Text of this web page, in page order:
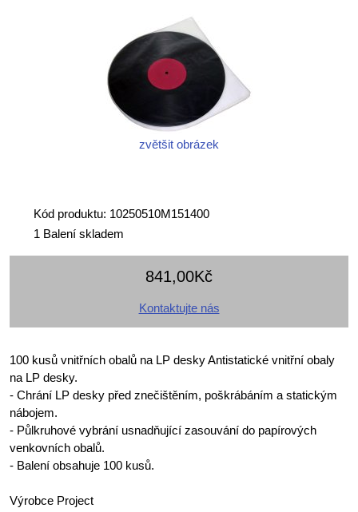
zvětšit obrázek
Kód produktu: 10250510M151400
1 Balení skladem
841,00Kč
Kontaktujte nás
100 kusů vnitřních obalů na LP desky Antistatické vnitřní obaly
na LP desky.
- Chrání LP desky před znečištěním, poškrábáním a statickým
nábojem.
- Půlkruhové vybrání usnadňující zasouvání do papírových
venkovních obalů.
- Balení obsahuje 100 kusů.
Výrobce Project